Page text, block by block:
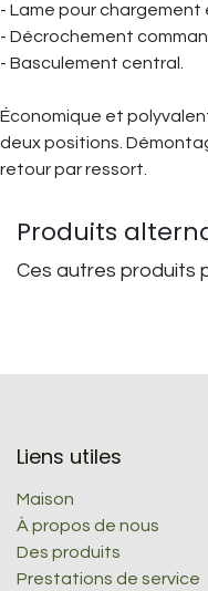
- Lame pour chargement
- Décrochement
- Basculement central.
Économique et
deux positions.
retour par ressort.
Produits
Ces autres produits
Liens utiles
Maison
À propos de nous
Des produits
Prestations de service